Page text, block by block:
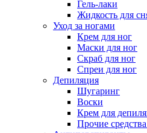
Гель-лаки
Жидкость для
Уход за ногами
Крем для ног
Маски для ног
Скраб для ног
Спреи для ног
Депиляция
Шугаринг
Воски
Крем для
Прочие